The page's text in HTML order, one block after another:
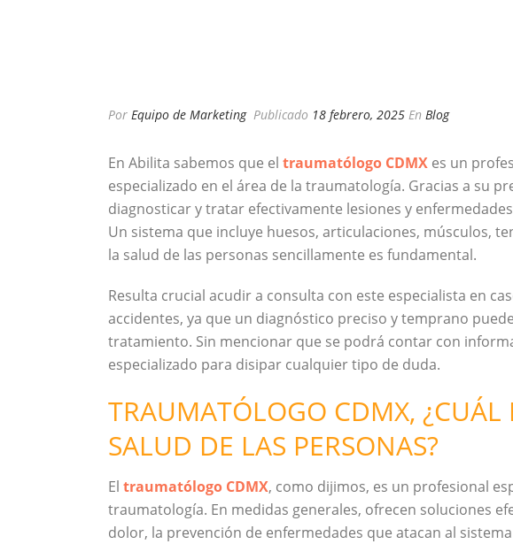
Por Equipo de Marketing Publicado 18 febrero, 2025 En Blog
En Abilita sabemos que el traumatólogo CDMX es un
especializado en el área de la traumatología. Gracias a su
diagnosticar y tratar efectivamente lesiones y
Un sistema que incluye huesos, articulaciones, músculos,
la salud de las personas sencillamente es fundamental.
Resulta crucial acudir a consulta con este especialista en
accidentes, ya que un diagnóstico preciso y temprano
tratamiento. Sin mencionar que se podrá contar con
especializado para disipar cualquier tipo de duda.
TRAUMATÓLOGO CDMX, ¿CUÁL
SALUD DE LAS PERSONAS?
El traumatólogo CDMX, como dijimos, es un profesional
traumatología. En medidas generales, ofrecen soluciones
dolor, la prevención de enfermedades que atacan al